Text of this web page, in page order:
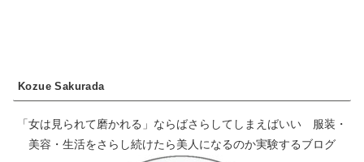
Kozue Sakurada
「女は見られて磨かれる」ならばさらしてしまえばいい 服装・
美容・生活をさらし続けたら美人になるのか実験するブログ